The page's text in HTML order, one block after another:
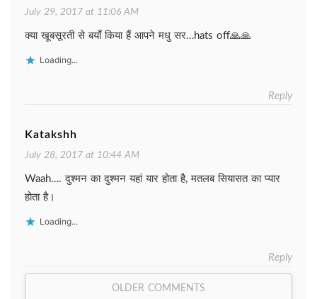
July 29, 2017 at 11:06 AM
क्या खूबसूरती से बयाँ किया हैं आपने मधु सर…hats off🙏🙏
Loading...
Reply
Katakshh
July 28, 2017 at 10:44 AM
Waah…. दुश्मन का दुश्मन यहां यार होता है, मतलब सियासत का प्यार
होता है।
Loading...
Reply
CommentOLDER COMMENTS